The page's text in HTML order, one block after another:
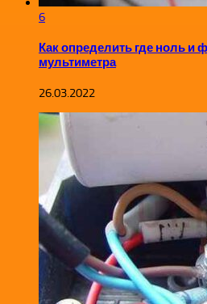
6
Как определить где ноль и
мультиметра
26.03.2022